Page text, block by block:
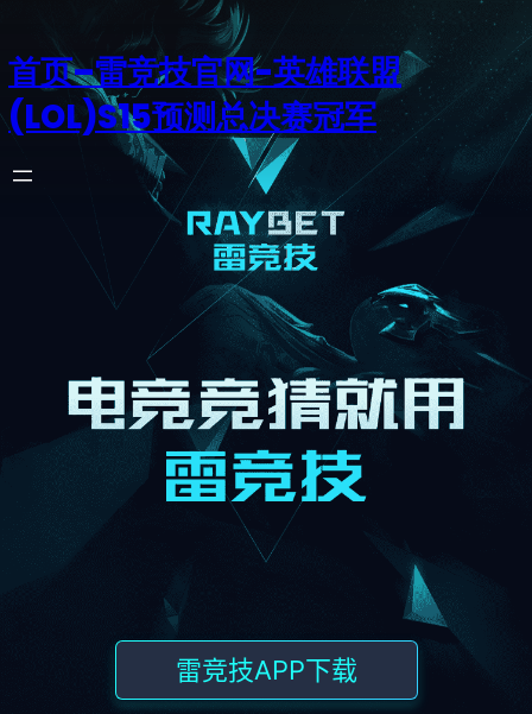
首页–雷竞技官网-英雄联盟
(LOL)S15预测总决赛冠军